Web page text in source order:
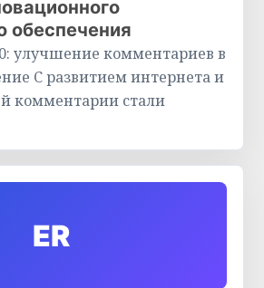
обеспечения
улучшение комментариев в
С развитием интернета и
комментарии стали
ER